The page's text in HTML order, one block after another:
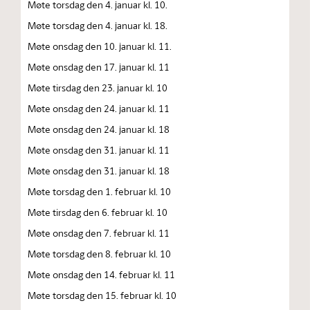
Møte torsdag den 4. januar kl. 10.
Møte torsdag den 4. januar kl. 18.
Møte onsdag den 10. januar kl. 11.
Møte onsdag den 17. januar kl. 11
Møte tirsdag den 23. januar kl. 10
Møte onsdag den 24. januar kl. 11
Møte onsdag den 24. januar kl. 18
Møte onsdag den 31. januar kl. 11
Møte onsdag den 31. januar kl. 18
Møte torsdag den 1. februar kl. 10
Møte tirsdag den 6. februar kl. 10
Møte onsdag den 7. februar kl. 11
Møte torsdag den 8. februar kl. 10
Møte onsdag den 14. februar kl. 11
Møte torsdag den 15. februar kl. 10